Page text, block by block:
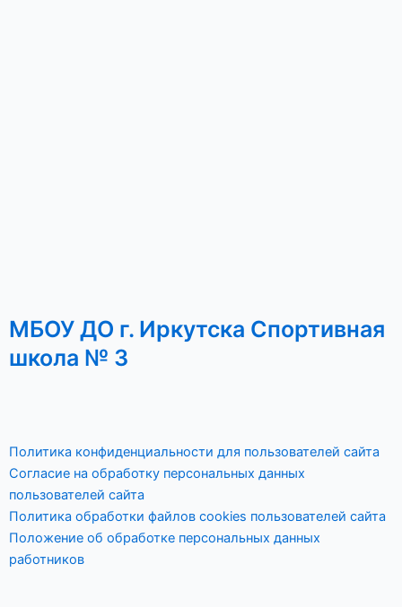
МБОУ ДО г. Иркутска Спортивная
школа № 3
k d
n
o
Политика конфиденциальности для пользователей сайта
Согласие на обработку персональных данных
пользователей сайта
Политика обработки файлов cookies пользователей сайта
Положение об обработке персональных данных
работников